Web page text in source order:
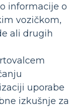
informacije o
vozičkom,
ali drugih
uporabe
izkušnje za